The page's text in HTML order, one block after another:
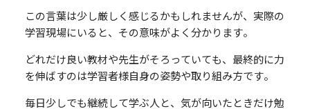
この言葉は少し厳しく感じるかもしれませんが、実際の
学習現場にいると、その意味がよく分かります。
どれだけ良い教材や先生がそろっていても、最終的に力
を伸ばすのは学習者様自身の姿勢や取り組み方です。
毎日少しでも継続して学ぶ人と、気が向いたときだけ勉